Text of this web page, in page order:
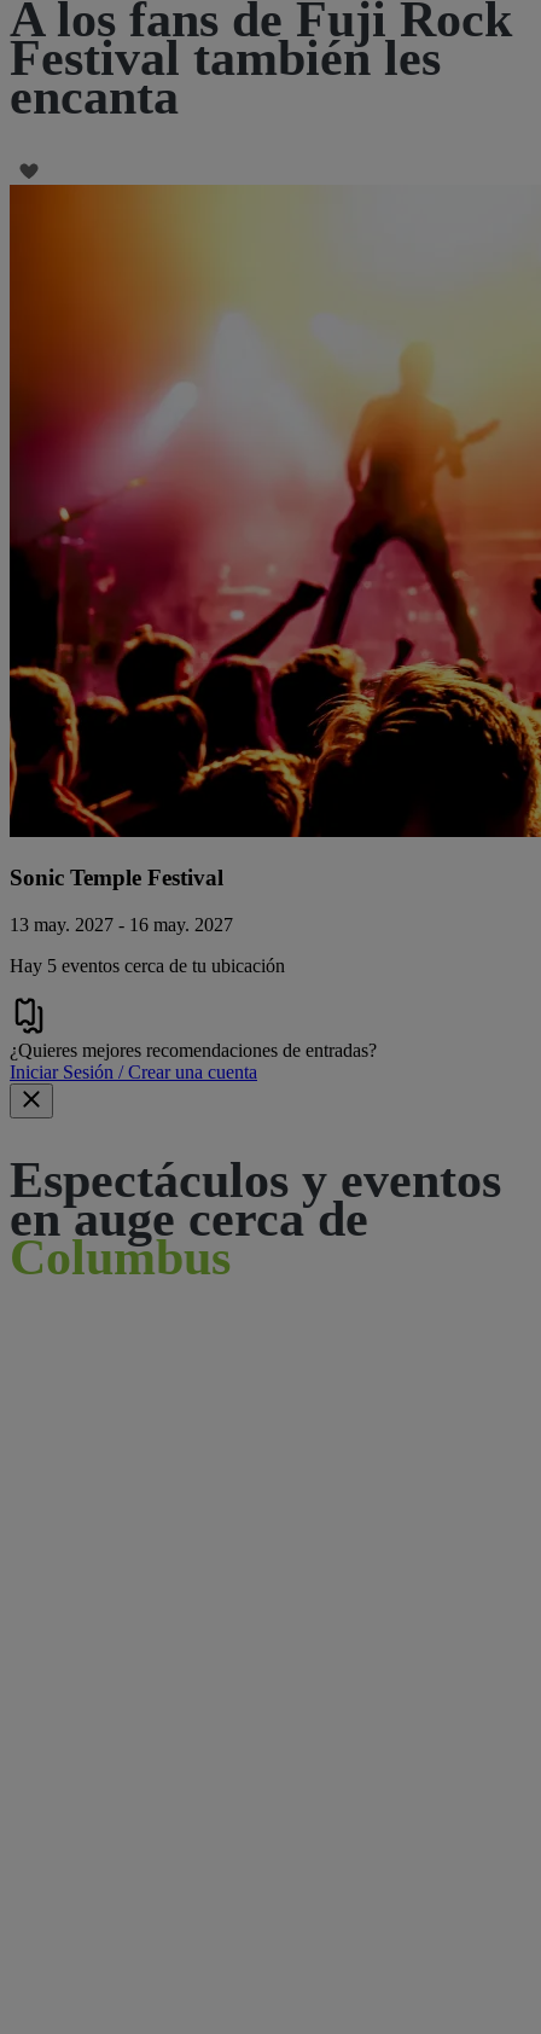
A los fans de Fuji Rock
Festival también les
encanta
Sonic Temple Festival
13 may. 2027 - 16 may. 2027
Hay 5 eventos cerca de tu ubicación
¿Quieres mejores recomendaciones de entradas?
Iniciar Sesión / Crear una cuenta
Espectáculos y eventos
en auge cerca de
Columbus